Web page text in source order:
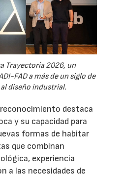
Trayectoria 2026, un
FAD a más de un siglo de
diseño industrial.
reconocimiento destaca
y su capacidad para
formas de habitar
que combinan
experiencia
a las necesidades de